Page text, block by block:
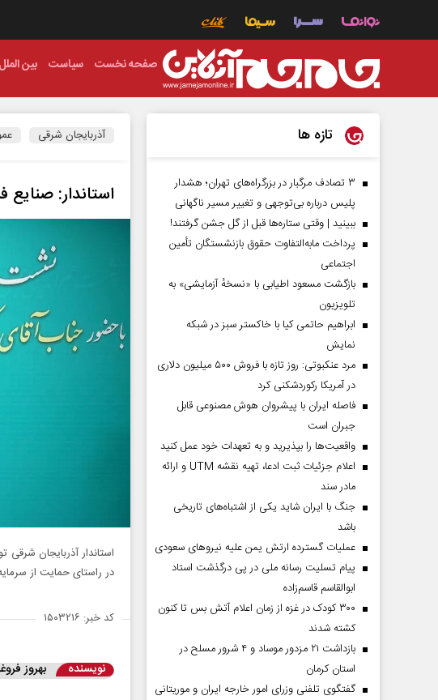
صفحه نخست سیاست بین الملل
آذربایجان شرقی
استاندار:
استاندار آذربایجان
در راستای حمایت از
کد خبر: ۱۵۰۳۲۱۶
نویسنده بهروز
تازه ها
۳ تصادف مرگبار در بزرگراه‌های تهران؛ هشدار
پلیس درباره بی‌توجهی و تغییر مسیر ناگهانی
ببینید | وقتی ستاره‌ها قبل از گل جشن گرفتند!
پرداخت مابه‌التفاوت حقوق بازنشستگان تأمین
اجتماعی
بازگشت مسعود اطیابی با «نسخهٔ آزمایشی» به
تلویزیون
ابراهیم حاتمی کیا با خاکستر سبز در شبکه
نمایش
مرد عنکبوتی: روز تازه با فروش ۵۰۰ میلیون دلاری
در آمریکا رکوردشکنی کرد
فاصله ایران با پیشرو‌ان هوش مصنوعی قابل
جبران است
واقعیت‌ها را بپذیرید و به تعهدات خود عمل کنید
اعلام جزئیات ثبت ادعا، تهیه نقشه UTM و ارائه
مادر سند
جنگ با ایران شاید یکی از اشتباه‌های تاریخی
باشد
عملیات گسترده ارتش یمن علیه نیروهای سعودی
پیام تسلیت رسانه ملی در پی درگذشت استاد
ابوالقاسم قاسم‌زاده
۳۰۰ کودک در غزه از زمان اعلام آتش بس تا کنون
کشته شدند
بازداشت ۲۱ مزدور موساد و ۴ شرور مسلح در
استان کرمان
گفتگوی تلفنی وزرای امور خارجه ایران و موریتانی